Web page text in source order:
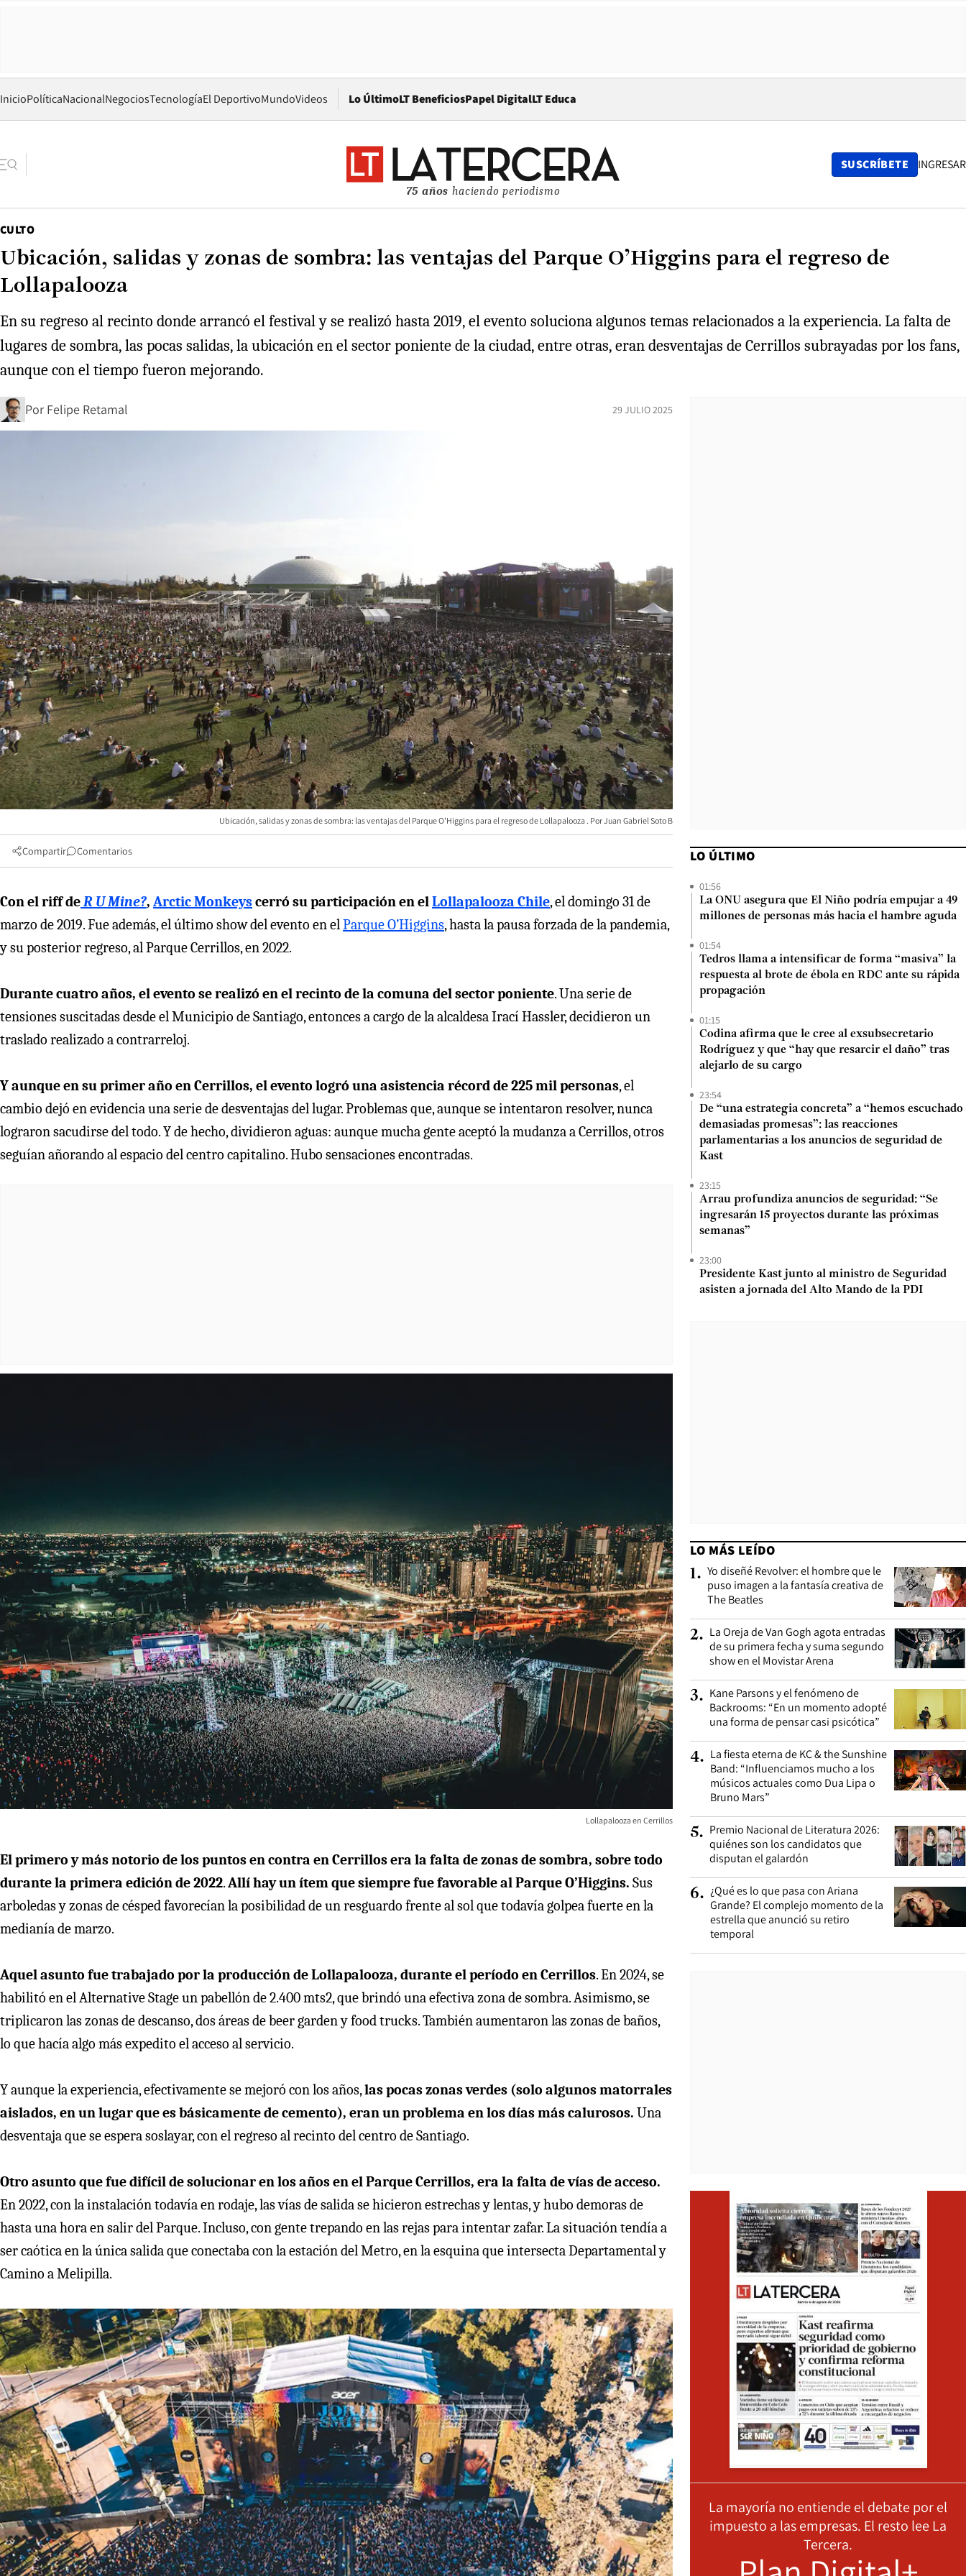
InicioPolíticaNacionalNegociosTecnologíaEl DeportivoMundoVideos Lo ÚltimoLT BeneficiosPapel DigitalOpens in new window
LT Educa
75 años haciendo periodismo
SUSCRÍBETE INGRESAR
CULTO
Ubicación, salidas y zonas de sombra: las ventajas del Parque O’Higgins para el regreso de
Lollapalooza
En su regreso al recinto donde arrancó el festival y se realizó hasta 2019, el evento soluciona algunos temas relacionados a la experiencia. La falta de
lugares de sombra, las pocas salidas, la ubicación en el sector poniente de la ciudad, entre otras, eran desventajas de Cerrillos subrayadas por los fans,
aunque con el tiempo fueron mejorando.
Por Felipe Retamal 29 JULIO 2025
Ubicación, salidas y zonas de sombra: las ventajas del Parque O’Higgins para el regreso de Lollapalooza Juan Gabriel Soto B
Compartir Comentarios
Con el riff deR U Mine?, Arctic Monkeyscerró su participación en elLollapalooza Chile, el domingo 31 de
marzo de 2019. Fue además, el último show del evento en elParque O’Higgins, hasta la pausa forzada de la pandemia,
y su posterior regreso, al Parque Cerrillos, en 2022.
Durante cuatro años, el evento se realizó en el recinto de la comuna del sector poniente. Una serie de
tensiones suscitadas desde el Municipio de Santiago, entonces a cargo de la alcaldesa Irací Hassler, decidieron un
traslado realizado a contrarreloj.
Y aunque en su primer año en Cerrillos, el evento logró una asistencia récord de 225 mil personas, el
cambio dejó en evidencia una serie de desventajas del lugar. Problemas que, aunque se intentaron resolver, nunca
lograron sacudirse del todo. Y de hecho, dividieron aguas: aunque mucha gente aceptó la mudanza a Cerrillos, otros
seguían añorando al espacio del centro capitalino. Hubo sensaciones encontradas.
Lollapalooza en Cerrillos
El primero y más notorio de los puntos en contra en Cerrillos era la falta de zonas de sombra, sobre todo
durante la primera edición de 2022.Allí hay un ítem que siempre fue favorable al Parque O’Higgins. Sus
arboledas y zonas de césped favorecían la posibilidad de un resguardo frente al sol que todavía golpea fuerte en la
medianía de marzo.
Aquel asunto fue trabajado por la producción de Lollapalooza, durante el período en Cerrillos. En 2024, se
habilitó en el Alternative Stage un pabellón de 2.400 mts2, que brindó una efectiva zona de sombra. Asimismo, se
triplicaron las zonas de descanso, dos áreas de beer garden y food trucks. También aumentaron las zonas de baños,
lo que hacía algo más expedito el acceso al servicio.
Y aunque la experiencia, efectivamente se mejoró con los años,las pocas zonas verdes (solo algunos matorrales
aislados, en un lugar que es básicamente de cemento), eran un problema en los días más calurosos. Una
desventaja que se espera soslayar, con el regreso al recinto del centro de Santiago.
Otro asunto que fue difícil de solucionar en los años en el Parque Cerrillos, era la falta de vías de acceso.
En 2022, con la instalación todavía en rodaje, las vías de salida se hicieron estrechas y lentas, y hubo demoras de
hasta una hora en salir del Parque. Incluso, con gente trepando en las rejas para intentar zafar. La situación tendía a
ser caótica en la única salida que conectaba con la estación del Metro, en la esquina que intersecta Departamental y
Camino a Melipilla.
LO ÚLTIMO
01:56
La ONU asegura que El Niño podría empujar a 49
millones de personas más hacia el hambre aguda
01:54
Tedros llama a intensificar de forma “masiva” la
respuesta al brote de ébola en RDC ante su rápida
propagación
01:15
Codina afirma que le cree al exsubsecretario
Rodríguez y que “hay que resarcir el daño” tras
alejarlo de su cargo
23:54
De “una estrategia concreta” a “hemos escuchado
demasiadas promesas”: las reacciones
parlamentarias a los anuncios de seguridad de
Kast
23:15
Arrau profundiza anuncios de seguridad: “Se
ingresarán 15 proyectos durante las próximas
semanas”
23:00
Presidente Kast junto al ministro de Seguridad
asisten a jornada del Alto Mando de la PDI
LO MÁS LEÍDO
1. Yo diseñé Revolver: el hombre que le
puso imagen a la fantasía creativa de
The Beatles
2. La Oreja de Van Gogh agota entradas
de su primera fecha y suma segundo
show en el Movistar Arena
3. Kane Parsons y el fenómeno de
Backrooms: “En un momento adopté
una forma de pensar casi psicótica”
4. La fiesta eterna de KC & the Sunshine
Band: “Influenciamos mucho a los
músicos actuales como Dua Lipa o
Bruno Mars”
5. Premio Nacional de Literatura 2026:
quiénes son los candidatos que
disputan el galardón
6. ¿Qué es lo que pasa con Ariana
Grande? El complejo momento de la
estrella que anunció su retiro
temporal
La mayoría no entiende el debate por el
impuesto a las empresas. El resto lee La
Tercera.